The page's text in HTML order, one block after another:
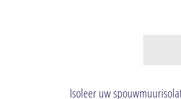
Isoleer uw